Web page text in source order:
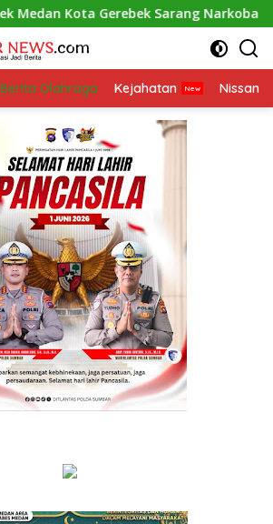
Gerebek Sarang Narkoba di Sei Mati
Berita Olahraga Kejahatan Nissan